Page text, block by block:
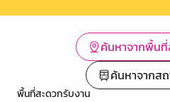
ค้นหาจากพื้นที่
ค้นหาจากส
พื้นที่สะดวกรับงาน